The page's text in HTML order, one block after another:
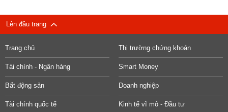
Lên đầu trang
Trang chủ Thị trường chứng khoán
Tài chính - Ngân hàng Smart Money
Bất động sản Doanh nghiệp
Tài chính quốc tế Kinh tế vĩ mô - Đầu tư